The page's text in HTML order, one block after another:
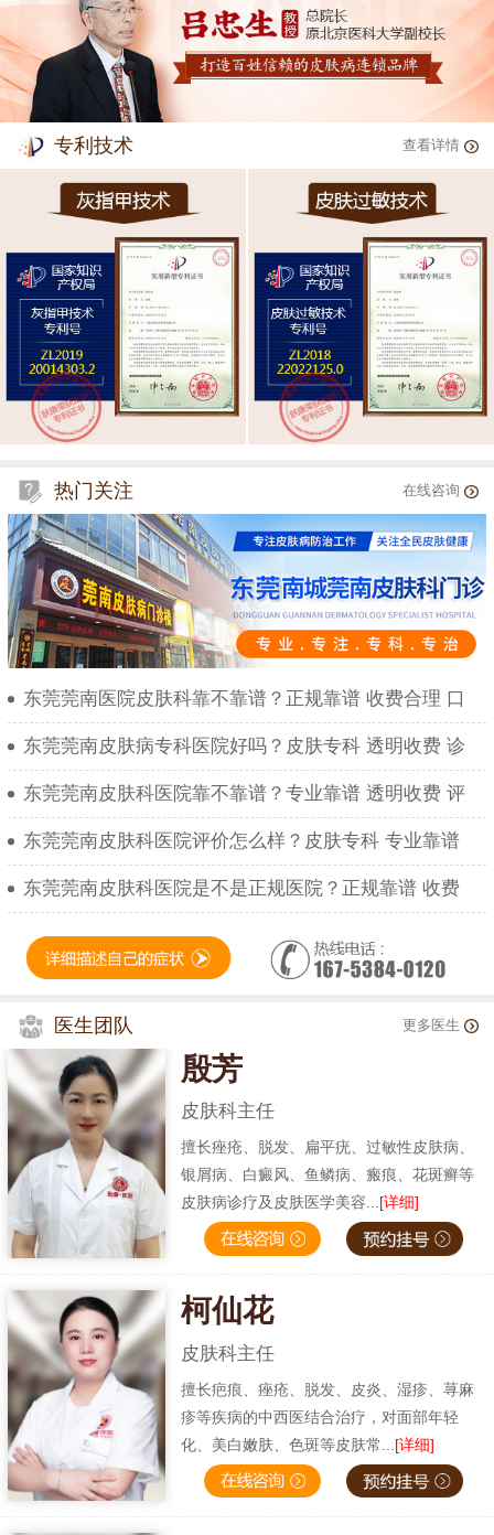
专利技术 查看详情
热门关注 在线咨询
东莞莞南医院皮肤科靠不靠谱？正规靠谱 收费合理 口
东莞莞南皮肤病专科医院好吗？皮肤专科 透明收费 诊
东莞莞南皮肤科医院靠不靠谱？专业靠谱 透明收费 评
东莞莞南皮肤科医院评价怎么样？皮肤专科 专业靠谱
东莞莞南皮肤科医院是不是正规医院？正规靠谱 收费
医生团队 更多医生
殷芳
皮肤科主任
擅长痤疮、脱发、扁平疣、过敏性皮肤病、
银屑病、白癜风、鱼鳞病、瘢痕、花斑癣等
皮肤病诊疗及皮肤医学美容... [详细]
柯仙花
皮肤科主任
擅长疤痕、痤疮、脱发、皮炎、湿疹、荨麻
疹等疾病的中西医结合治疗，对面部年轻
化、美白嫩肤、色斑等皮肤常... [详细]